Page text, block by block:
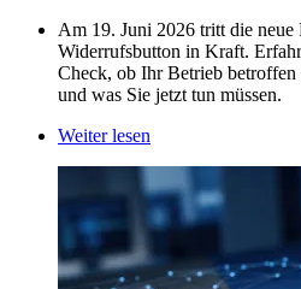
Am 19. Juni 2026 tritt die
Widerrufsbutton in Kraft.
Check, ob Ihr Betrieb
und was Sie jetzt tun müssen.
Weiter lesen